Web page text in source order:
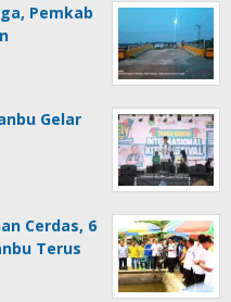
Pemkab
Gelar
Cerdas, 6
Terus